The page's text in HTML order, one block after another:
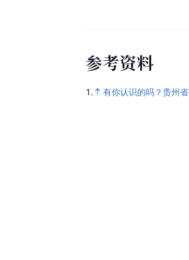
参考资料
1. 有你认识的吗？贵州